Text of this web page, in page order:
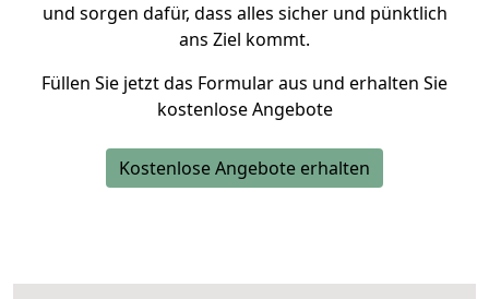
und sorgen dafür, dass alles sicher und pünktlich
ans Ziel kommt.
Füllen Sie jetzt das Formular aus und erhalten Sie
kostenlose Angebote
Kostenlose Angebote erhalten